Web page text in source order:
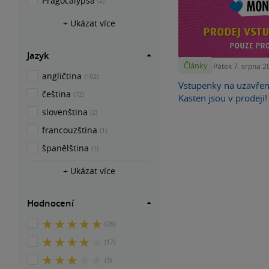
Články Pátek 7. srpna
Vstupenky na
Kasten jsou v prodeji!
+ Ukázat více
Jazyk
angličtina (102)
čeština (72)
slovenština (2)
francouzština (1)
španělština (1)
+ Ukázat více
Hodnocení
5
5
hvězdiček
(26)
4
5
(17)
3
(3)